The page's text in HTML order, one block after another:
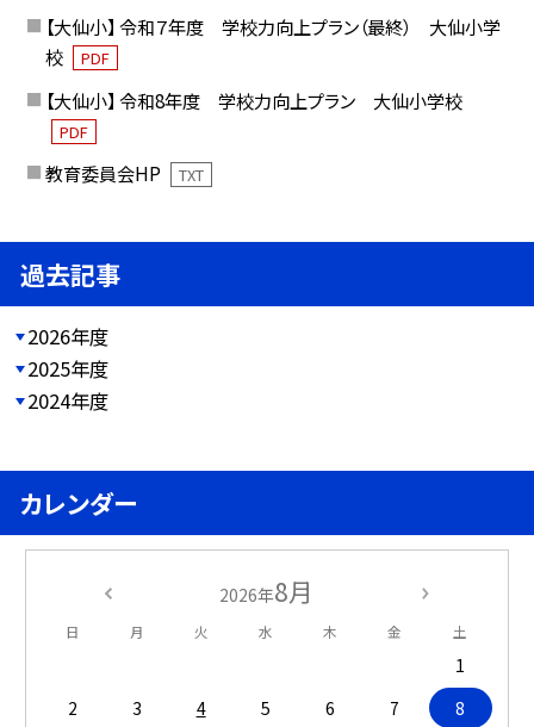
【大仙小】 令和７年度 学校力向上プラン（最終） 大仙小学
校
PDF
【大仙小】 令和8年度 学校力向上プラン 大仙小学校
PDF
教育委員会HP TXT
過去記事
2026年度
2025年度
2024年度
カレンダー
2026年8月
日 月 火 水 木 金 土
1
2
3 4 5 6 7
8